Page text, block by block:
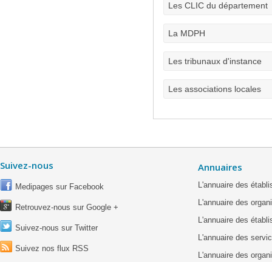
Les CLIC du département
La MDPH
Les tribunaux d'instance
Les associations locales
Suivez-nous
Medipages sur Facebook
Retrouvez-nous sur Google +
Suivez-nous sur Twitter
Suivez nos flux RSS
Annuaires
L'annuaire des
L'annuaire des
L'annuaire des
L'annuaire des
L'annuaire des